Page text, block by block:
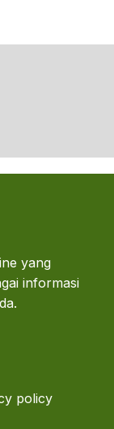
yang
informasi
policy